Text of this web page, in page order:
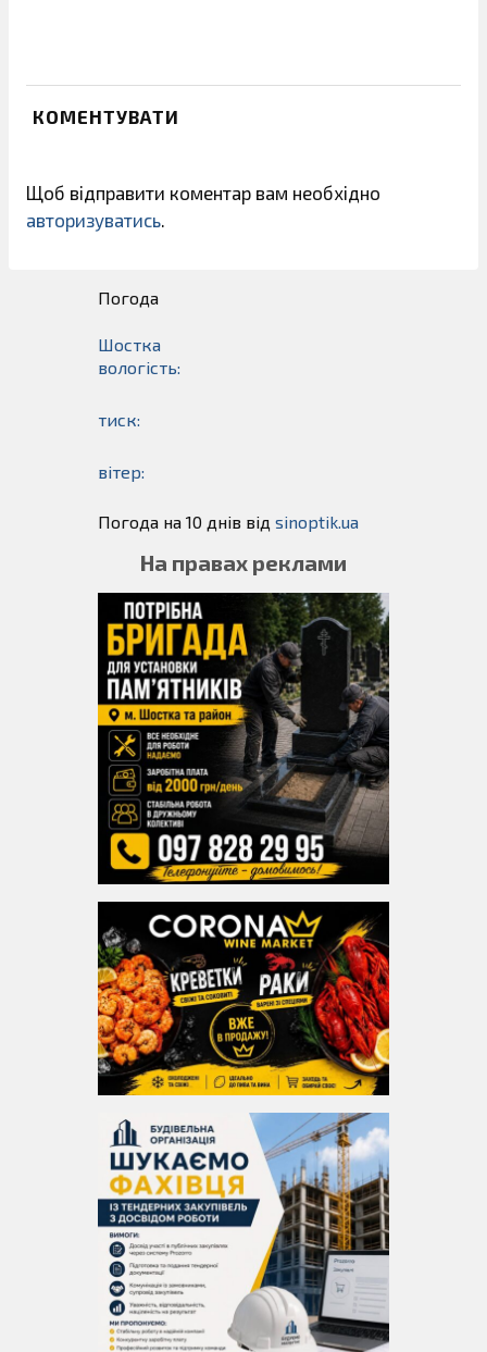
КОМЕНТУВАТИ
Щоб відправити коментар вам необхідно
авторизуватись
Погода
Шостка
вологість:
тиск:
вітер:
Погода на 10 днів від sinoptik.ua
На правах реклами